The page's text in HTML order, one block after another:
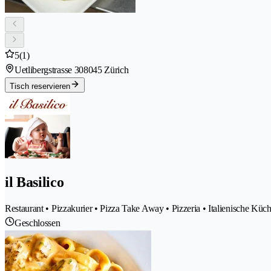
5(1)
Uetlibergstrasse 308045 Zürich
Tisch reservieren
il Basilico
Restaurant • Pizzakurier • Pizza Take Away • Pizzeria • Italienische
Geschlossen